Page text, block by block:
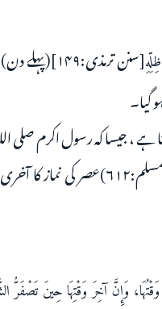
[سنن
گیا۔
، جیسا کہ رسول اکرم صلی
وَوَقْتُ الْعَصْرِ مَا لَمْ تَصْفَرَّ الشَّمْسُ (
وَإِنَّ آخِرَ وَقْتِهَا حِينَ تَصْفَرُّ